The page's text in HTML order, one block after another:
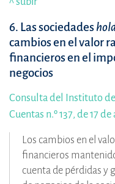
6. Las sociedades
cambios en el valor
financieros en el
negocios
Consulta del Instituto
Cuentas n.º 137, de 17
Los cambios en el
financieros
cuenta de pérdidas y